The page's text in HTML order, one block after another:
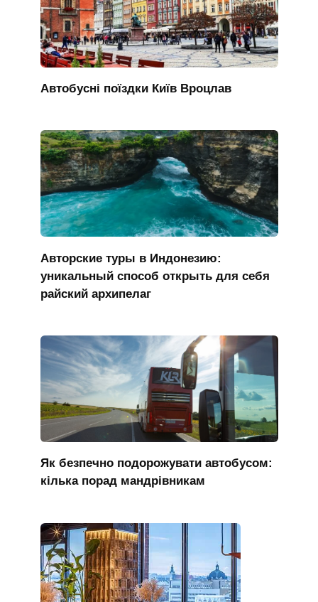
Автобусні поїздки Київ Вроцлав
Авторские туры в Индонезию:
уникальный способ открыть для себя
райский архипелаг
Як безпечно подорожувати автобусом:
кілька порад мандрівникам